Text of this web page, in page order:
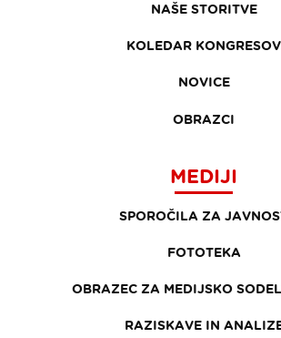
NAŠE STORITVE
KOLEDAR KONGRESOV
NOVICE
OBRAZCI
MEDIJI
SPOROČILA ZA
FOTOTEKA
OBRAZEC ZA MEDIJSKO
RAZISKAVE IN